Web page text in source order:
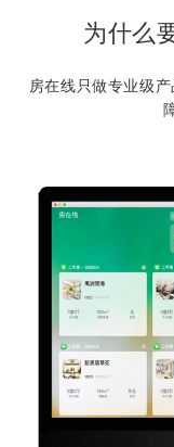
为什么
房在线只做专业级